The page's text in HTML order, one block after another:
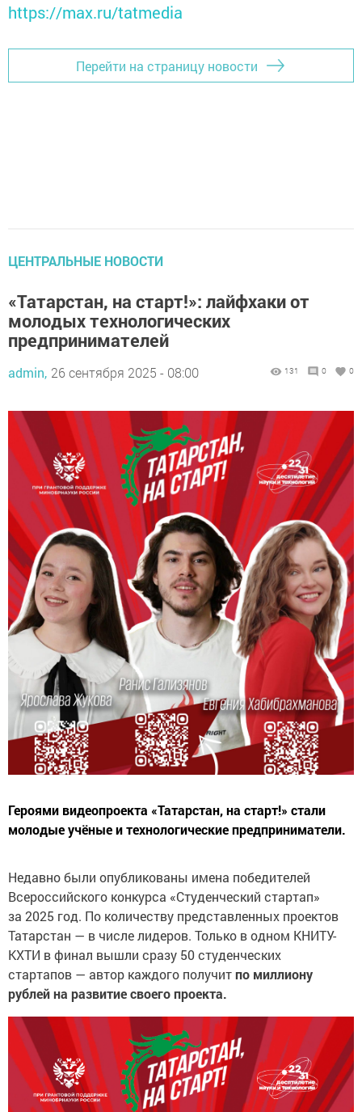
https://max.ru/tatmedia
Перейти на страницу новости
ЦЕНТРАЛЬНЫЕ НОВОСТИ
«Татарстан, на старт!»: лайфхаки от
молодых технологических
предпринимателей
admin, 26 сентября 2025 - 08:00 131 0 0
Героями видеопроекта «Татарстан, на старт!» стали
молодые учёные и технологические предприниматели.
Недавно были опубликованы имена победителей
Всероссийского конкурса «Студенческий стартап»
за 2025 год. По количеству представленных проектов
Татарстан — в числе лидеров. Только в одном КНИТУ-
КХТИ в финал вышли сразу 50 студенческих
стартапов — автор каждого получитпо миллиону
рублей на развитие своего проекта.